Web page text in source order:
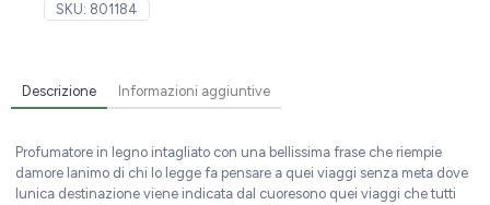
SKU: 801184
Descrizione Informazioni aggiuntive
Profumatore in legno intagliato con una bellissima frase che riempie
damore lanimo di chi lo legge fa pensare a quei viaggi senza meta dove
lunica destinazione viene indicata dal cuoresono quei viaggi che tutti